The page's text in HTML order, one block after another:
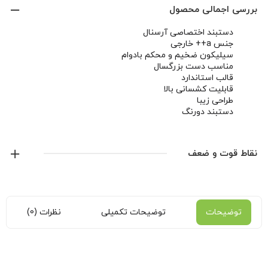
بررسی اجمالی محصول
دستبند اختصاصی آرسنال
جنس a++ خارجی
سیلیکون ضخیم و محکم بادوام
مناسب دست بزرگسال
قالب استاندارد
قابلیت کشسانی بالا
طراحی زیبا
دستبند دورنگ
نقاط قوت و ضعف
توضیحات توضیحات تکمیلی نظرات (0)